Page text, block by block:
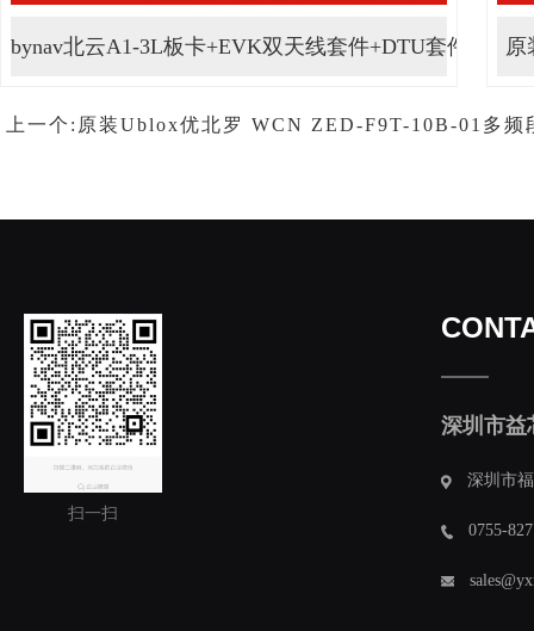
bynav北云A1-3L板卡+EVK双天线套件+DTU套件 ··· 原
上一个:原装Ublox优北罗 WCN ZED-F9T-10B-01多
扫一扫
深圳市益
深圳市
0755-